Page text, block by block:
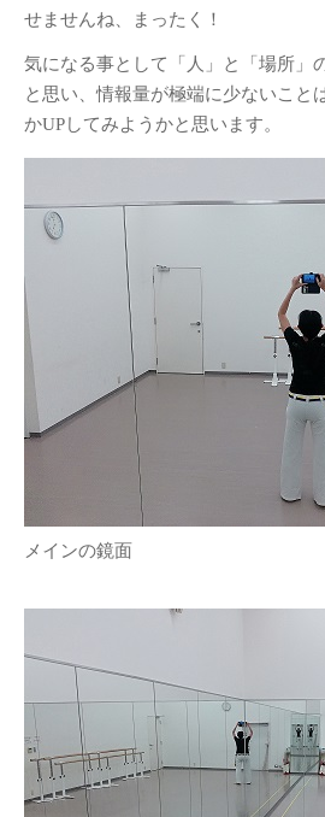
せませんね、まったく！
気になる事として「人」と「場所」
と思い、情報量が極端に少ないこと
かUPしてみようかと思います。
メインの鏡面